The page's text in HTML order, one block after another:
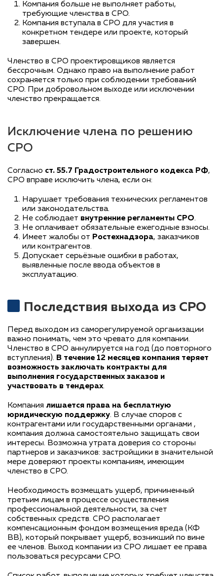
Компания больше не выполняет работы,
требующие членства в СРО.
Компания вступала в СРО для участия в
конкретном тендере или проекте, который
завершен.
Членство в СРО проектировщиков является
бессрочным. Однако право на выполнение работ
сохраняется только при соблюдении требований
СРО. При добровольном выходе или исключении
членство прекращается.
Исключение члена по решению
СРО
Согласно ст. 55.7 Градостроительного кодекса РФ,
СРО вправе исключить члена, если он:
Нарушает требования технических регламентов
или законодательства.
Не соблюдает внутренние регламенты СРО.
Не оплачивает обязательные ежегодные взносы.
Имеет жалобы от Ростехнадзора, заказчиков
или контрагентов.
Допускает серьёзные ошибки в работах,
выявленные после ввода объектов в
эксплуатацию.
Последствия выхода из СРО
Перед выходом из саморегулируемой организации
важно понимать, чем это чревато для компании.
Членство в СРО аннулируется на год (до повторного
вступления). В течение 12 месяцев компания теряет
возможность заключать контракты для
выполнения государственных заказов и
участвовать в тендерах.
Компания лишается права на бесплатную
юридическую поддержку. В случае споров с
контрагентами или государственными органами ,
компания должна самостоятельно защищать свои
интересы. Возможна утрата доверия со стороны
партнеров и заказчиков: застройщики в значительной
мере доверяют проекты компаниям, имеющим
членство в СРО.
Необходимость возмещать ущерб, причиненный
третьим лицам в процессе осуществления
профессиональной деятельности, за счет
собственных средств. СРО располагает
компенсационным фондом возмещения вреда (КФ
ВВ), который покрывает ущерб, возникший по вине
ее членов. Выход компании из СРО лишает ее права
пользоваться ресурсами СРО.